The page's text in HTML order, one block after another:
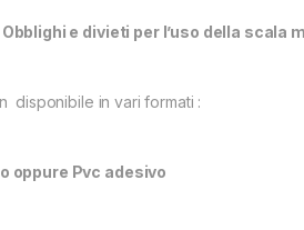
e divieti per l’uso della scala
disponibile in vari formati :
oppure Pvc adesivo